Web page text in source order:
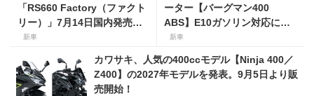
「RS660 Factory（ファクト
リー）」7月14日国内発売開
始！ オーリンズ＆ウィングレ
198万円！
新車
ーター【バーグマン400
ABS】E10ガソリン対応に仕
様変更して発売。価格は据え
置きの98万100円！
新車
カワサキ、人気の400ccモデル【Ninja 400／
Z400】の2027年モデルを発表。9月5日より販
売開始！